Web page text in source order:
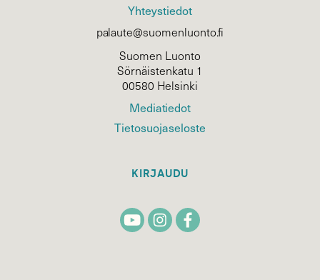
Yhteystiedot
palaute@suomenluonto.fi
Suomen Luonto
Sörnäistenkatu 1
00580 Helsinki
Mediatiedot
Tietosuojaseloste
KIRJAUDU